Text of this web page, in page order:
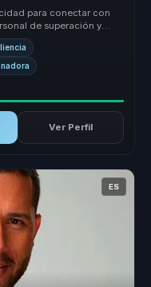
para conectar con
de superación y
Ver Perfil
ES